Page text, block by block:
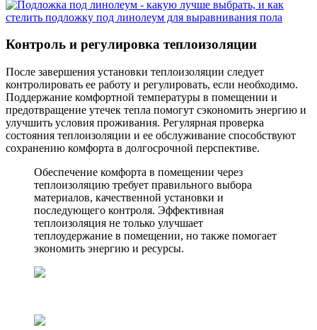
Контроль и регулировка теплоизоляции
После завершения установки теплоизоляции следует
контролировать ее работу и регулировать, если необходимо.
Поддержание комфортной температуры в помещении и
предотвращение утечек тепла помогут сэкономить энергию и
улучшить условия проживания. Регулярная проверка
состояния теплоизоляции и ее обслуживание способствуют
сохранению комфорта в долгосрочной перспективе.
Обеспечение комфорта в помещении через
теплоизоляцию требует правильного выбора
материалов, качественной установки и
последующего контроля. Эффективная
теплоизоляция не только улучшает
теплоудержание в помещении, но также помогает
экономить энергию и ресурсы.